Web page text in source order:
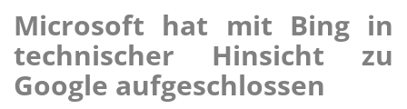
Microsoft hat mit Bing in
technischer Hinsicht zu
Google aufgeschlossen